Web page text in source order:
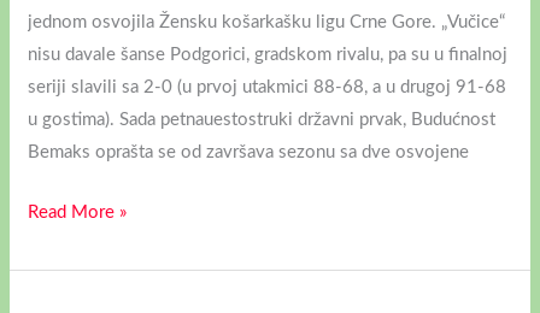
jednom osvojila Žensku košarkašku ligu Crne Gore. „Vučice“
nisu davale šanse Podgorici, gradskom rivalu, pa su u finalnoj
seriji slavili sa 2-0 (u prvoj utakmici 88-68, a u drugoj 91-68
u gostima). Sada petnauestostruki državni prvak, Budućnost
Bemaks oprašta se od završava sezonu sa dve osvojene
Read More »